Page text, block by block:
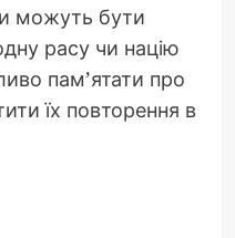
можуть бути
расу чи націю
пам’ятати про
їх повторення в